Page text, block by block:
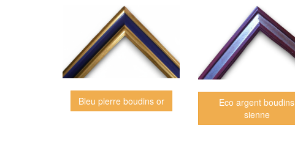
Bleu pierre boudins or
Eco argent boudins
sienne